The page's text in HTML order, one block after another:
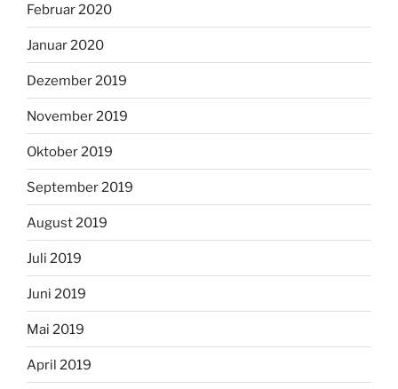
Februar 2020
Januar 2020
Dezember 2019
November 2019
Oktober 2019
September 2019
August 2019
Juli 2019
Juni 2019
Mai 2019
April 2019